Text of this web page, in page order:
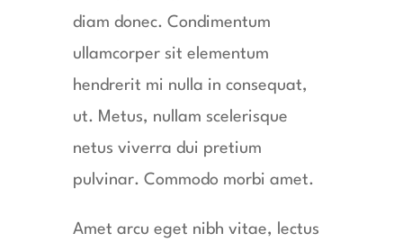
diam donec. Condimentum
ullamcorper sit elementum
hendrerit mi nulla in consequat,
ut. Metus, nullam scelerisque
netus viverra dui pretium
pulvinar. Commodo morbi amet.
Amet arcu eget nibh vitae, lectus